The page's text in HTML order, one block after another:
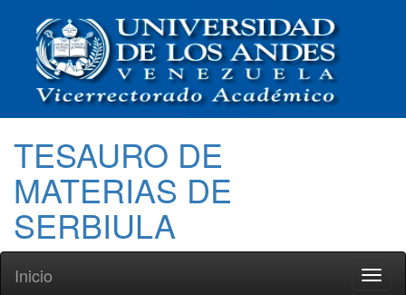
TESAURO DE
MATERIAS DE
SERBIULA
Inicio